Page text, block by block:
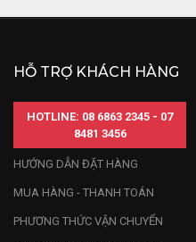
HỖ TRỢ KHÁCH HÀNG
HOTLINE: 08 6863 2345 - 07
8481 3456
HƯỚNG DẪN ĐẶT HÀNG
MUA HÀNG - THANH TOÁN
PHƯƠNG THỨC VẬN CHUYỂN